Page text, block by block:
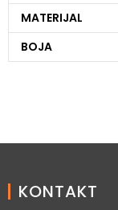
MATERIJAL
BOJA
KONTAKT